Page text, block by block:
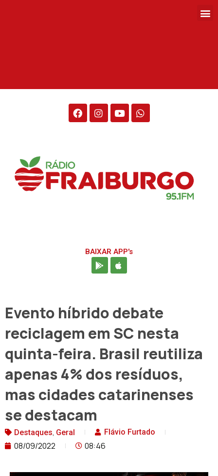
BAIXAR APP's
Evento híbrido debate
reciclagem em SC nesta
quinta-feira. Brasil reutiliza
apenas 4% dos resíduos,
mas cidades catarinenses
se destacam
Destaques, Geral Flávio Furtado
08/09/2022 08:46